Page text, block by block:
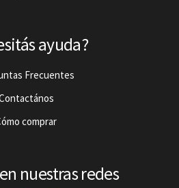
ayuda?
Frecuentes
comprar
nuestras redes